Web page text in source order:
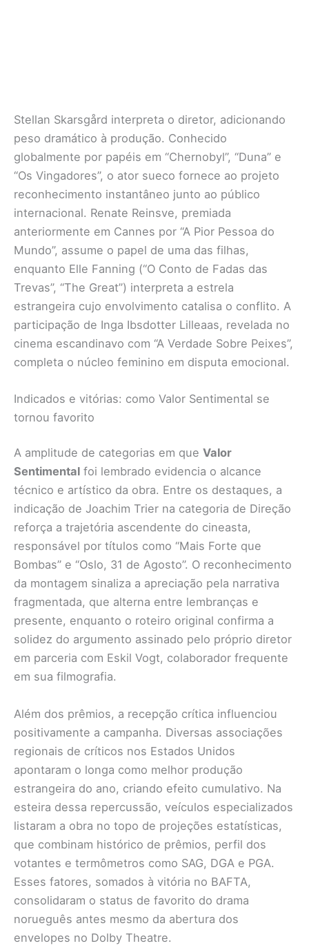
Stellan Skarsgård interpreta o diretor, adicionando
peso dramático à produção. Conhecido
globalmente por papéis em “Chernobyl”, “Duna” e
“Os Vingadores”, o ator sueco fornece ao projeto
reconhecimento instantâneo junto ao público
internacional. Renate Reinsve, premiada
anteriormente em Cannes por “A Pior Pessoa do
Mundo”, assume o papel de uma das filhas,
enquanto Elle Fanning (“O Conto de Fadas das
Trevas”, “The Great”) interpreta a estrela
estrangeira cujo envolvimento catalisa o conflito. A
participação de Inga Ibsdotter Lilleaas, revelada no
cinema escandinavo com “A Verdade Sobre Peixes”,
completa o núcleo feminino em disputa emocional.
Indicados e vitórias: como Valor Sentimental se
tornou favorito
A amplitude de categorias em que Valor
Sentimental foi lembrado evidencia o alcance
técnico e artístico da obra. Entre os destaques, a
indicação de Joachim Trier na categoria de Direção
reforça a trajetória ascendente do cineasta,
responsável por títulos como “Mais Forte que
Bombas” e “Oslo, 31 de Agosto”. O reconhecimento
da montagem sinaliza a apreciação pela narrativa
fragmentada, que alterna entre lembranças e
presente, enquanto o roteiro original confirma a
solidez do argumento assinado pelo próprio diretor
em parceria com Eskil Vogt, colaborador frequente
em sua filmografia.
Além dos prêmios, a recepção crítica influenciou
positivamente a campanha. Diversas associações
regionais de críticos nos Estados Unidos
apontaram o longa como melhor produção
estrangeira do ano, criando efeito cumulativo. Na
esteira dessa repercussão, veículos especializados
listaram a obra no topo de projeções estatísticas,
que combinam histórico de prêmios, perfil dos
votantes e termômetros como SAG, DGA e PGA.
Esses fatores, somados à vitória no BAFTA,
consolidaram o status de favorito do drama
norueguês antes mesmo da abertura dos
envelopes no Dolby Theatre.